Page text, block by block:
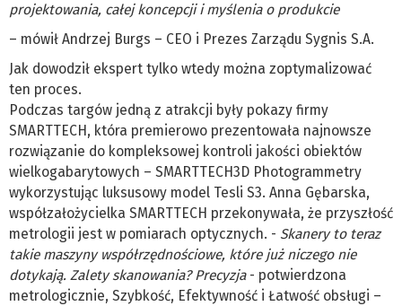
projektowania, całej koncepcji i myślenia o produkcie
– mówił Andrzej Burgs – CEO i Prezes Zarządu Sygnis S.A.
Jak dowodził ekspert tylko wtedy można zoptymalizować
ten proces.
Podczas targów jedną z atrakcji były pokazy firmy
SMARTTECH, która premierowo prezentowała najnowsze
rozwiązanie do kompleksowej kontroli jakości obiektów
wielkogabarytowych – SMARTTECH3D Photogrammetry
wykorzystując luksusowy model Tesli S3. Anna Gębarska,
współzałożycielka SMARTTECH przekonywała, że przyszłość
metrologii jest w pomiarach optycznych. - Skanery to teraz
takie maszyny współrzędnościowe, które już niczego nie
dotykają. Zalety skanowania? Precyzja - potwierdzona
metrologicznie, Szybkość, Efektywność i Łatwość obsługi –